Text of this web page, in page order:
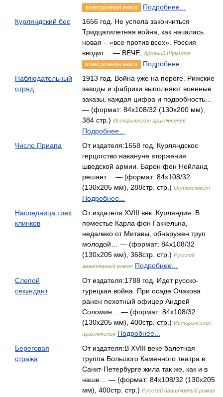
электронная книга
Подробнее...
Курляндский бес
1656 год. Не успела закончиться
Тридцатилетняя война, как началась
новая – «все против всех». Россия
вводит… — ВЕЧЕ,
Арсений Шумилов
электронная книга
Подробнее...
Наблюдательный
отряд
1913 год. Война уже на пороге. Рижские
заводы и фабрики выполняют военные
заказы, каждая цифра и подробность…
— (формат: 84x108/32 (130х200 мм),
384 стр.) Исторические приключения
Подробнее...
Число Приапа
От издателя:1658 год. Курляндскос
герцогство накануне вторжения
шведской армии. Барон фон Нейланд
решает… — (формат: 84x108/32
(130х205 мм), 288стр. стр.) Остросюжет
Подробнее...
Наследница трех
клинков
От издателя:XVIII век. Курляндия. В
поместье Карла фон Гаккельна,
недалеко от Митавы, обнаружен труп
молодой… — (формат: 84x108/32
(130х205 мм), 368стр. стр.) Русский
авантюрный роман Подробнее...
Слепой
секундант
От издателя:1788 год. Идет русско-
турецкая война. При осаде Очакова
ранен пехотный офицер Андрей
Соломин… — (формат: 84x108/32
(130х205 мм), 400стр. стр.) Исторические
приключения Подробнее...
Береговая
стража
От издателя:В XVIII веке балетная
труппа Большого Каменного театра в
Санкт-Петербурге жила так же, как и в
наше… — (формат: 84x108/32 (130х205
мм), 400стр. стр.) Русский авантюрный роман